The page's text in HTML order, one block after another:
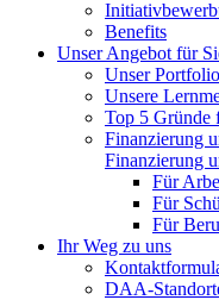
Benefits
Unser Angebot für
Unser Portfolio
Unsere
Top 5
Finanzierung
Finanzierung
Für
Für
Für
Ihr Weg zu uns
DAA-